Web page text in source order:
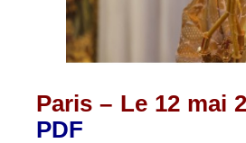
Paris – Le 12 mai
PDF